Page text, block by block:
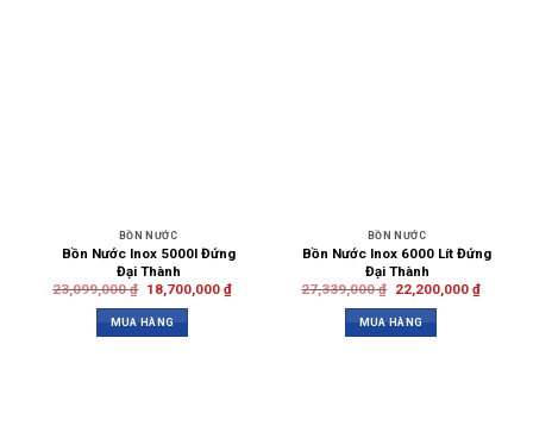
BỒN NƯỚC
Bồn Nước Inox 5000l Đứng
Đại Thành
23,099,000₫ 18,700,000 ₫
MUA HÀNG
BỒN NƯỚC
Bồn Nước Inox 6000 Lít Đứng
Đại Thành
27,339,000₫ 22,200,000 ₫
MUA HÀNG